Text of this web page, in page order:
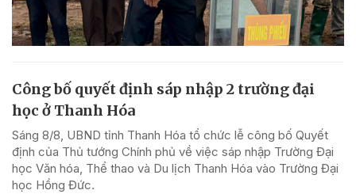
Công bố quyết định sáp nhập 2 trường đại
học ở Thanh Hóa
Sáng 8/8, UBND tỉnh Thanh Hóa tổ chức lễ công bố Quyết
định của Thủ tướng Chính phủ về việc sáp nhập Trường Đại
học Văn hóa, Thể thao và Du lịch Thanh Hóa vào Trường Đại
học Hồng Đức.